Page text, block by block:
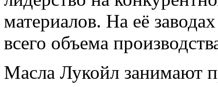
материалов. На её
всего объема
Масла Лукойл занимают